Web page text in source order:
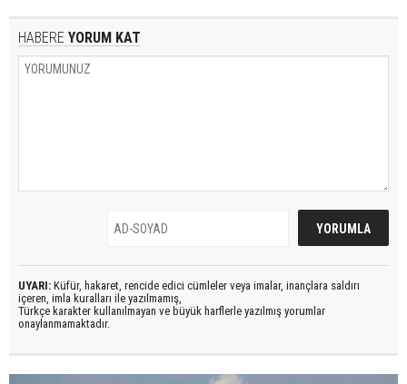
HABERE YORUM KAT
UYARI: Küfür, hakaret, rencide edici cümleler veya imalar, inançlara saldırı
içeren, imla kuralları ile yazılmamış,
Türkçe karakter kullanılmayan ve büyük harflerle yazılmış yorumlar
onaylanmamaktadır.